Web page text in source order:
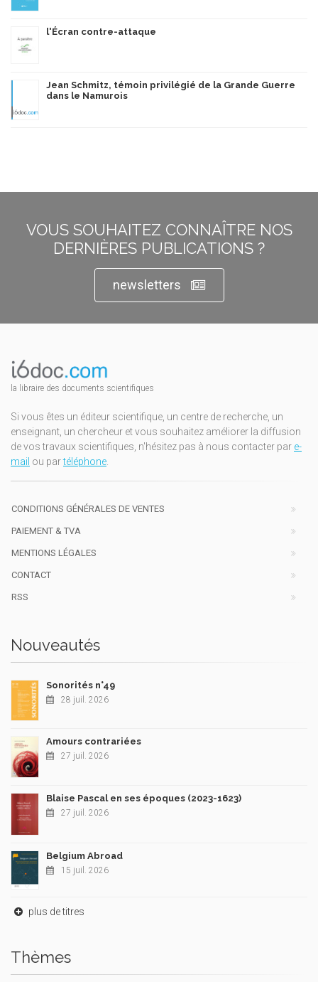
l'Écran contre-attaque
Jean Schmitz, témoin privilégié de la Grande Guerre
dans le Namurois
VOUS SOUHAITEZ CONNAÎTRE NOS
DERNIÈRES PUBLICATIONS ?
newsletters
la libraire des documents scientifiques
Si vous êtes un éditeur scientifique, un centre de recherche, un
enseignant, un chercheur et vous souhaitez améliorer la diffusion
de vos travaux scientifiques, n'hésitez pas à nous contacter par e-
mail ou partéléphone
CONDITIONS GÉNÉRALES DE VENTES
PAIEMENT & TVA
MENTIONS LÉGALES
CONTACT
RSS
Nouveautés
Sonorités n°49
28 juil. 2026
Amours contrariées
27 juil. 2026
Blaise Pascal en ses époques (2023-1623)
27 juil. 2026
Belgium Abroad
15 juil. 2026
plus de titres
Thèmes